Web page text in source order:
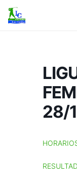
28/